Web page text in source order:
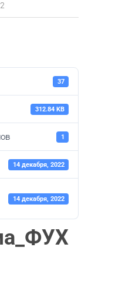
37
312.84 KB
1
14 декабря, 2022
14 декабря, 2022